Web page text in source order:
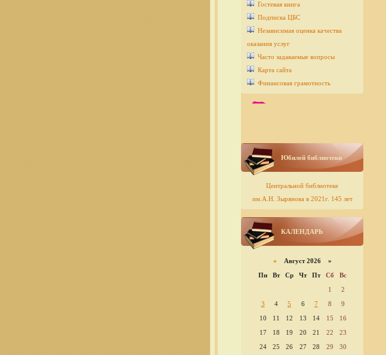
Гостевая книга
Подписка ЦБС
Независимая оценка качества
оказания услуг
Часто задаваемые вопросы
Карта сайта
Финансовая грамотность
Юбилей библиотеки
Центральной библиотеке
им.А.Н. Зырянова в 2021г. 145 лет
КАЛЕНДАРЬ
« Август 2026 »
Пн
Вт Ср Чт Пт Сб
Вс
1
2
3
4 5 6 7 8
9
10
11 12 13 14 15
16
17
18 19 20 21 22
23
24
25 26 27 28 29 30